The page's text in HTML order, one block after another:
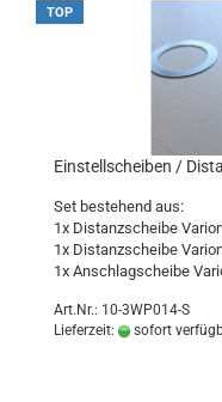
TOP
Einstellscheiben /
Set bestehend aus:
1x Distanzscheibe
1x Distanzscheibe
1x Anschlagscheibe
Art.Nr.: 10-3WP014-S
Lieferzeit:
sofort